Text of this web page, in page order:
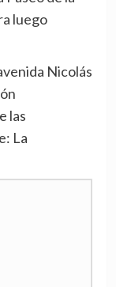
luego
Nicolás
las
La